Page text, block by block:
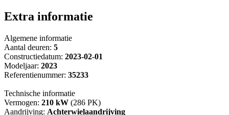
Extra informatie
Algemene informatie
Aantal deuren: 5
Constructiedatum: 2023-02-01
Modeljaar: 2023
Referentienummer: 35233
Technische informatie
Vermogen: 210 kW (286 PK)
Aandrijving: Achterwielaandrijving